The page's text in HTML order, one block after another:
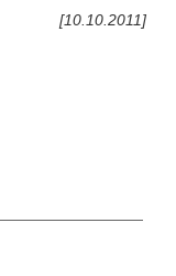
[10.10.2011]